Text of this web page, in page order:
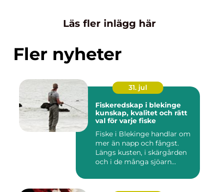
Läs fler inlägg här
Fler nyheter
31. jul
Fiskeredskap i blekinge
kunskap, kvalitet och rätt
val för varje fiske
Fiske i Blekinge handlar om
mer än napp och fångst.
Längs kusten, i skärgården
och i de många sjöarn...